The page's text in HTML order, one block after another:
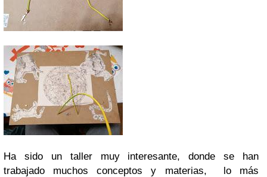
Ha sido un taller muy interesante, donde se han
trabajado muchos conceptos y materias, lo más